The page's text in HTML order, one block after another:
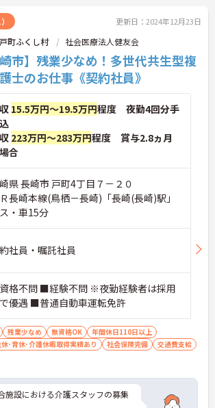
更新日：2024年12月23日
町ふくし村 社会医療法人健友会
崎市】残業少なめ！多世代共生型複
士のお仕事《契約社員》
15.5万円～19.5万円程度 夜勤4回分手
223万円～283万円程度 賞与2.8ヵ月
合
県 長崎市 戸町4丁目７－２０
長崎本線(鳥栖－長崎)「長崎(長崎)駅」
・車15分
社員・嘱託社員
格不問 ■経験不問 ※夜勤経験者は採用
優遇 ■普通自動車運転免許
残業少なめ 無資格OK
年間休日110日以上
･育休･介護休暇取得実績あり 社会保険完備
交通費支給
施設における介護スタッフの募集